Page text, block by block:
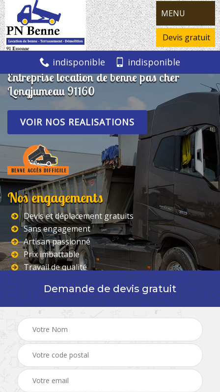
MENU
Devis gratuit
indisponible indisponible
Entreprise location de benne pas cher
Longjumeau 91160
VOIR NOS REALISATIONS
Nos engagements
Devis et déplacement gratuits
Sans engagement
Artisan passionné
Prix imbattable
Travail de qualité
Demande de devis gratuit